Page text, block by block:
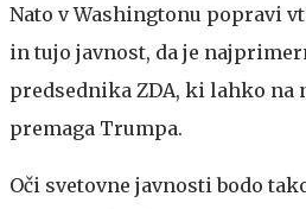
Nato v Washingtonu popravi
in tujo javnost, da je
predsednika ZDA, ki lahko
premaga Trumpa.
Oči svetovne javnosti bodo